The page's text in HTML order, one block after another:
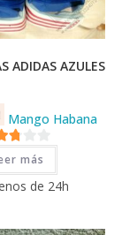
ADIDAS AZULES
Mango Habana
5
más
de 24h